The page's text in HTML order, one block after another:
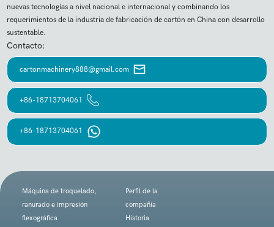
nuevas tecnologías a nivel nacional e internacional y combinando los
requerimientos de la industria de fabricación de cartón en China con desarrollo
sustentable.
Contacto:
cartonmachinery888@gmail.com
+86-18713704061
+86-18713704061
Máquina de troquelado,
ranurado e impresión
flexográfica
Perfil de la
compañía
Historia